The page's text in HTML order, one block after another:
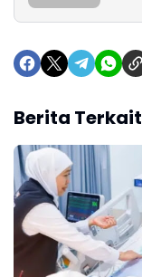
Berita Terkait